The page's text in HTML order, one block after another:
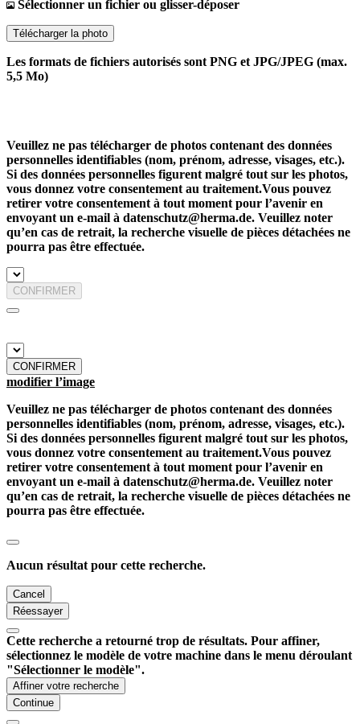
Sélectionner un fichier ou glisser-déposer
Télécharger la photo
Les formats de fichiers autorisés sont PNG et JPG/JPEG (max.
5,5 Mo)
Veuillez ne pas télécharger de photos contenant des données
personnelles identifiables (nom, prénom, adresse, visages, etc.).
Si des données personnelles figurent malgré tout sur les photos,
vous donnez votre consentement au traitement.Vous pouvez
retirer votre consentement à tout moment pour l’avenir en
envoyant un e-mail à datenschutz@herma.de. Veuillez noter
qu’en cas de retrait, la recherche visuelle de pièces détachées ne
pourra pas être effectuée.
CONFIRMER
CONFIRMER
modifier l’image
Veuillez ne pas télécharger de photos contenant des données
personnelles identifiables (nom, prénom, adresse, visages, etc.).
Si des données personnelles figurent malgré tout sur les photos,
vous donnez votre consentement au traitement.Vous pouvez
retirer votre consentement à tout moment pour l’avenir en
envoyant un e-mail à datenschutz@herma.de. Veuillez noter
qu’en cas de retrait, la recherche visuelle de pièces détachées ne
pourra pas être effectuée.
Aucun résultat pour cette recherche.
Cancel
Réessayer
Cette recherche a retourné trop de résultats. Pour affiner,
sélectionnez le modèle de votre machine dans le menu déroulant
"Sélectionner le modèle".
Affiner votre recherche
Continue